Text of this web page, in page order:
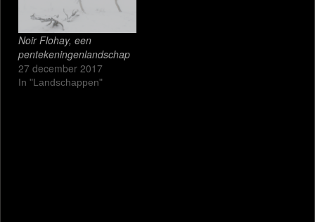
Noir Flohay, een
pentekeningenlandschap
27 december 2017
In "Landschappen"